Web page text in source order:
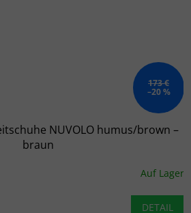
173 €
–20 %
NUVOLO humus/brown –
braun
Auf Lager
DETAIL